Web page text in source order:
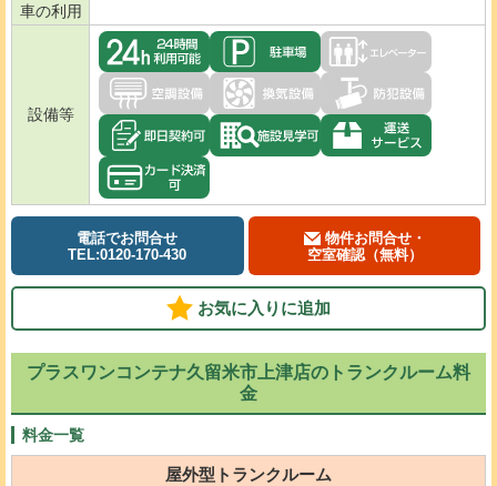
車の利用
設備等
電話でお問合せ
TEL:0120-170-430
物件お問合せ・
空室確認（無料）
お気に入りに追加
プラスワンコンテナ久留米市上津店のトランクルーム料
金
料金一覧
屋外型トランクルーム